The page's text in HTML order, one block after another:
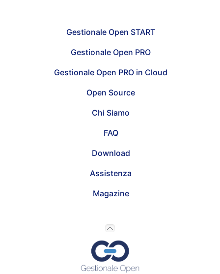
Gestionale Open START
Gestionale Open PRO
Gestionale Open PRO in Cloud
Open Source
Chi Siamo
FAQ
Download
Assistenza
Magazine